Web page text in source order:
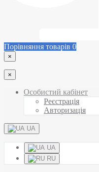
Порівняння товарів 0
×
×
Особистий кабінет
Реєстрація
Авторизація
UA
UA
RU